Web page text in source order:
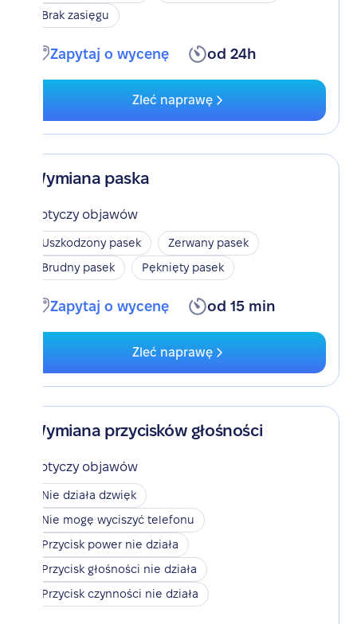
Brak zasięgu
Zapytaj o wycenę od 24h
Zleć naprawę
Wymiana paska
Dotyczy objawów
Uszkodzony pasek
Zerwany pasek
Brudny pasek
Pęknięty pasek
Zapytaj o wycenę od 15 min
Zleć naprawę
Wymiana przycisków głośności
Dotyczy objawów
Nie działa dzwięk
Nie mogę wyciszyć telefonu
Przycisk power nie działa
Przycisk głośności nie działa
Przycisk czynności nie działa